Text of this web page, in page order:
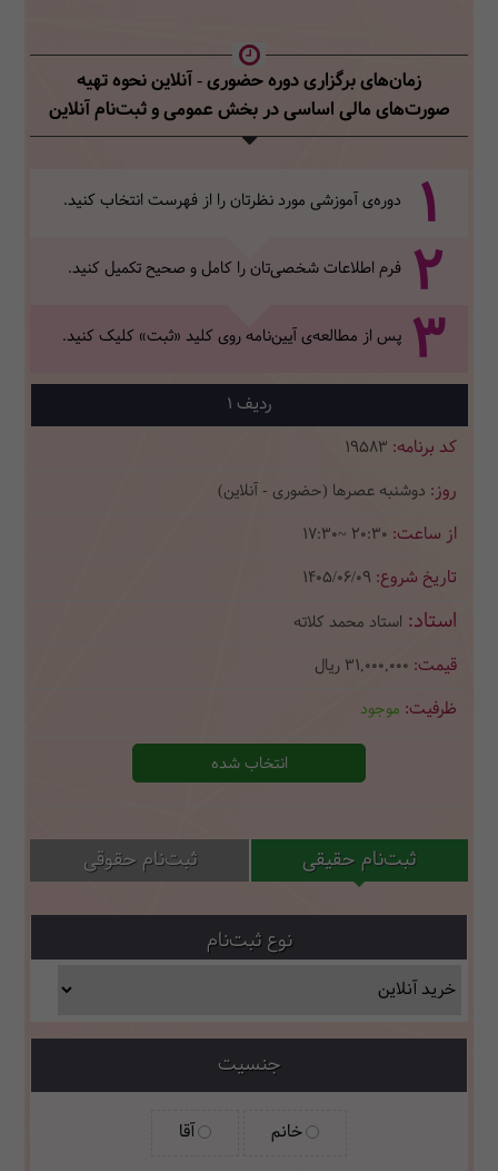
زمان‌های برگزاری دوره حضوری - آنلاین نحوه تهیه
صورت‌های مالی اساسی در بخش عمومیو ثبت‌نام آنلاین
1 دوره‌ی آموزشی مورد نظرتان را از فهرست انتخاب کنید.
2 فرم اطلاعات شخصی‌تان‌ را کامل و صحیح تکمیل کنید.
3 پس از مطالعه‌ی آیین‌نامه روی کلید «ثبت» کلیک کنید.
1
19583
دوشنبه عصرها (حضوری - آنلاین)
17:30~ 20:30
1405/06/09
استاد محمد کلاته
31,000,000 ریال
موجود
انتخاب شده
ثبت‌نام حقیقی ثبت‌نام حقوقی
نوع ثبت‌نام
جنسیت
خانم آقا